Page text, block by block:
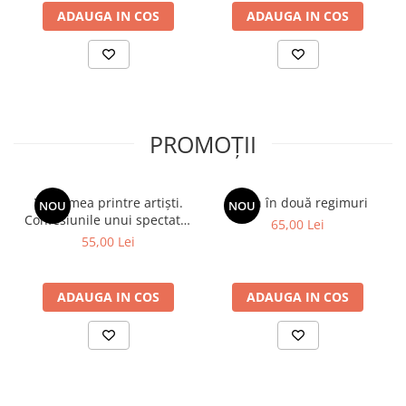
ADAUGA IN COS ADAUGA IN COS
PROMOȚII
NOU
Viața mea printre artiști.
Confesiunile unui spectator
fidel
55,00 Lei
ADAUGA IN COS
NOU
Spion în două regimuri
65,00 Lei
ADAUGA IN COS